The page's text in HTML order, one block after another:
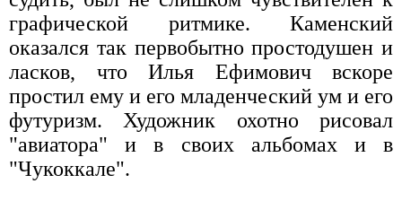
графической ритмике. Каменский
оказался так первобытно простодушен и
ласков, что Илья Ефимович вскоре
простил ему и его младенческий ум и его
футуризм. Художник охотно рисовал
"авиатора" и в своих альбомах и в
"Чукоккале".